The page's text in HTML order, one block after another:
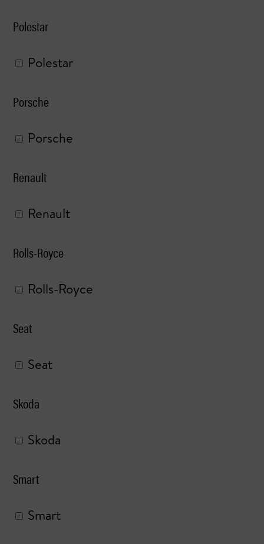
Polestar
Polestar
Porsche
Porsche
Renault
Renault
Rolls-Royce
Rolls-Royce
Seat
Seat
Skoda
Skoda
Smart
Smart